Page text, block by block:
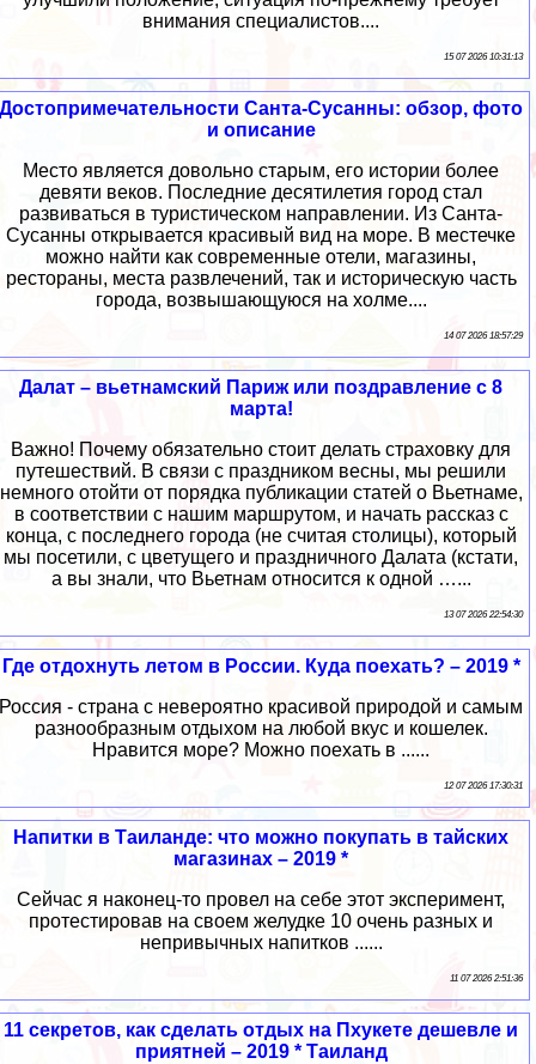
внимания специалистов....
15 07 2026 10:31:13
Достопримечательности Санта-Сусанны: обзор, фото
и описание
Место является довольно старым, его истории более
девяти веков. Последние десятилетия город стал
развиваться в туристическом направлении. Из Санта-
Сусанны открывается красивый вид на море. В местечке
можно найти как современные отели, магазины,
рестораны, места развлечений, так и историческую часть
города, возвышающуюся на холме....
14 07 2026 18:57:29
Далат – вьетнамский Париж или поздравление с 8
марта!
Важно! Почему обязательно стоит делать страховку для
путешествий. В связи с праздником весны, мы решили
немного отойти от порядка публикации статей о Вьетнаме,
в соответствии с нашим маршрутом, и начать рассказ с
конца, с последнего города (не считая столицы), который
мы посетили, с цветущего и праздничного Далата (кстати,
а вы знали, что Вьетнам относится к одной …...
13 07 2026 22:54:30
Где отдохнуть летом в России. Куда поехать? – 2019 *
Россия - страна с невероятно красивой природой и самым
разнообразным отдыхом на любой вкус и кошелек.
Нравится море? Можно поехать в ......
12 07 2026 17:30:31
Напитки в Таиланде: что можно покупать в тайских
магазинах – 2019 *
Сейчас я наконец-то провел на себе этот эксперимент,
протестировав на своем желудке 10 очень разных и
непривычных напитков ......
11 07 2026 2:51:36
11 секретов, как сделать отдых на Пхукете дешевле и
приятней – 2019 * Таиланд